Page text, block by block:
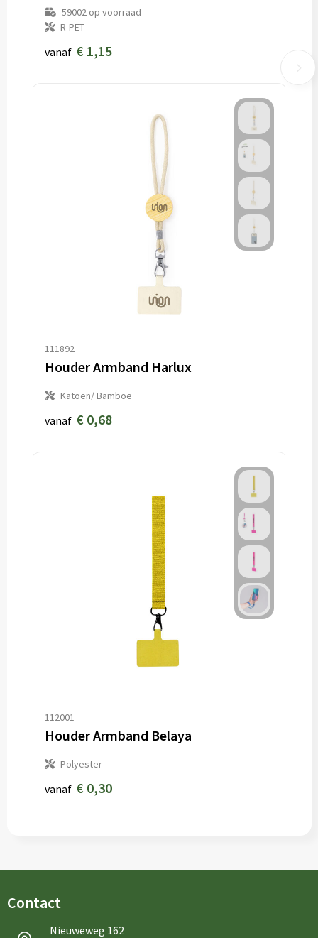
59002op voorraad
R-PET
vanaf € 1,15
111892
Houder Armband Harlux
Katoen/ Bamboe
vanaf € 0,68
112001
Houder Armband Belaya
Polyester
vanaf € 0,30
Contact
Nieuweweg 162